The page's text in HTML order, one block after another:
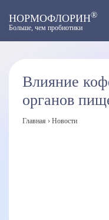
НОРМОФЛОРИН®
Больше, чем пробиотики
Влияние
органов
Главная › Новости